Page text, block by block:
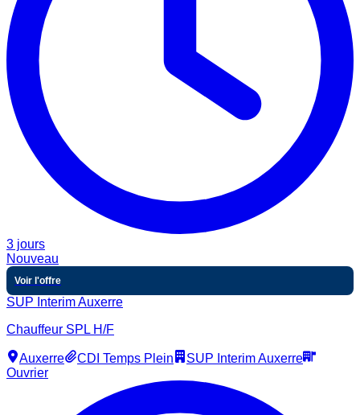
3 jours
Nouveau
Voir l'offre
SUP Interim Auxerre
Chauffeur SPL H/F
Auxerre CDI Temps Plein
SUP Interim Auxerre
Ouvrier